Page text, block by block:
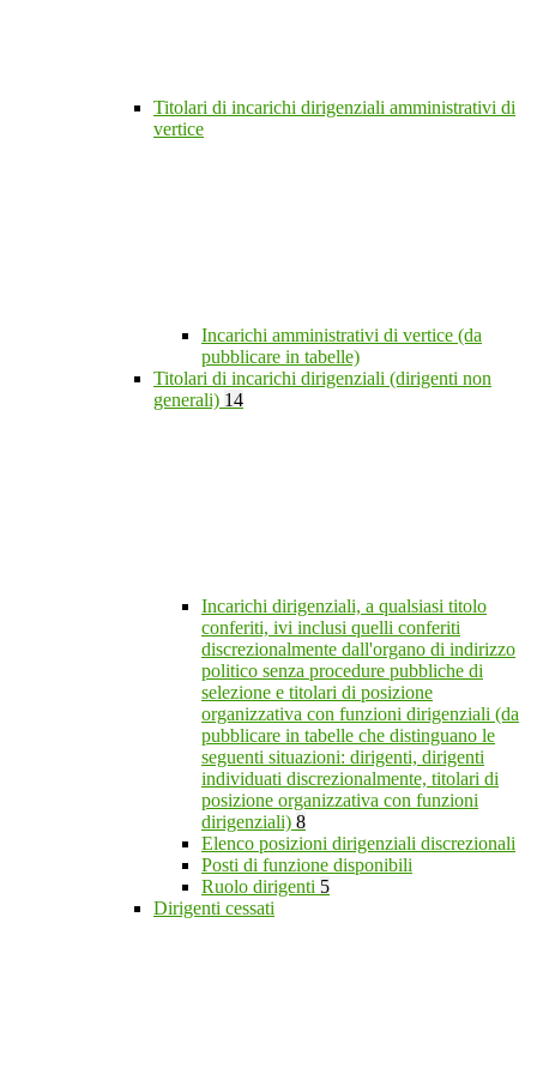
Titolari di incarichi dirigenziali amministrativi di
vertice
Incarichi amministrativi di vertice (da
pubblicare in tabelle)
Titolari di incarichi dirigenziali (dirigenti non
generali) 14
Incarichi dirigenziali, a qualsiasi titolo
conferiti, ivi inclusi quelli conferiti
discrezionalmente dall'organo di indirizzo
politico senza procedure pubbliche di
selezione e titolari di posizione
organizzativa con funzioni dirigenziali (da
pubblicare in tabelle che distinguano le
seguenti situazioni: dirigenti, dirigenti
individuati discrezionalmente, titolari di
posizione organizzativa con funzioni
dirigenziali) 8
Elenco posizioni dirigenziali discrezionali
Posti di funzione disponibili
Ruolo dirigenti 5
Dirigenti cessati